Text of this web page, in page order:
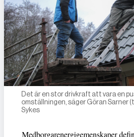
Det är en stor drivkraft att vara en
omställningen, säger Göran Sarner
Sykes
Medborgarenergigemenskaper